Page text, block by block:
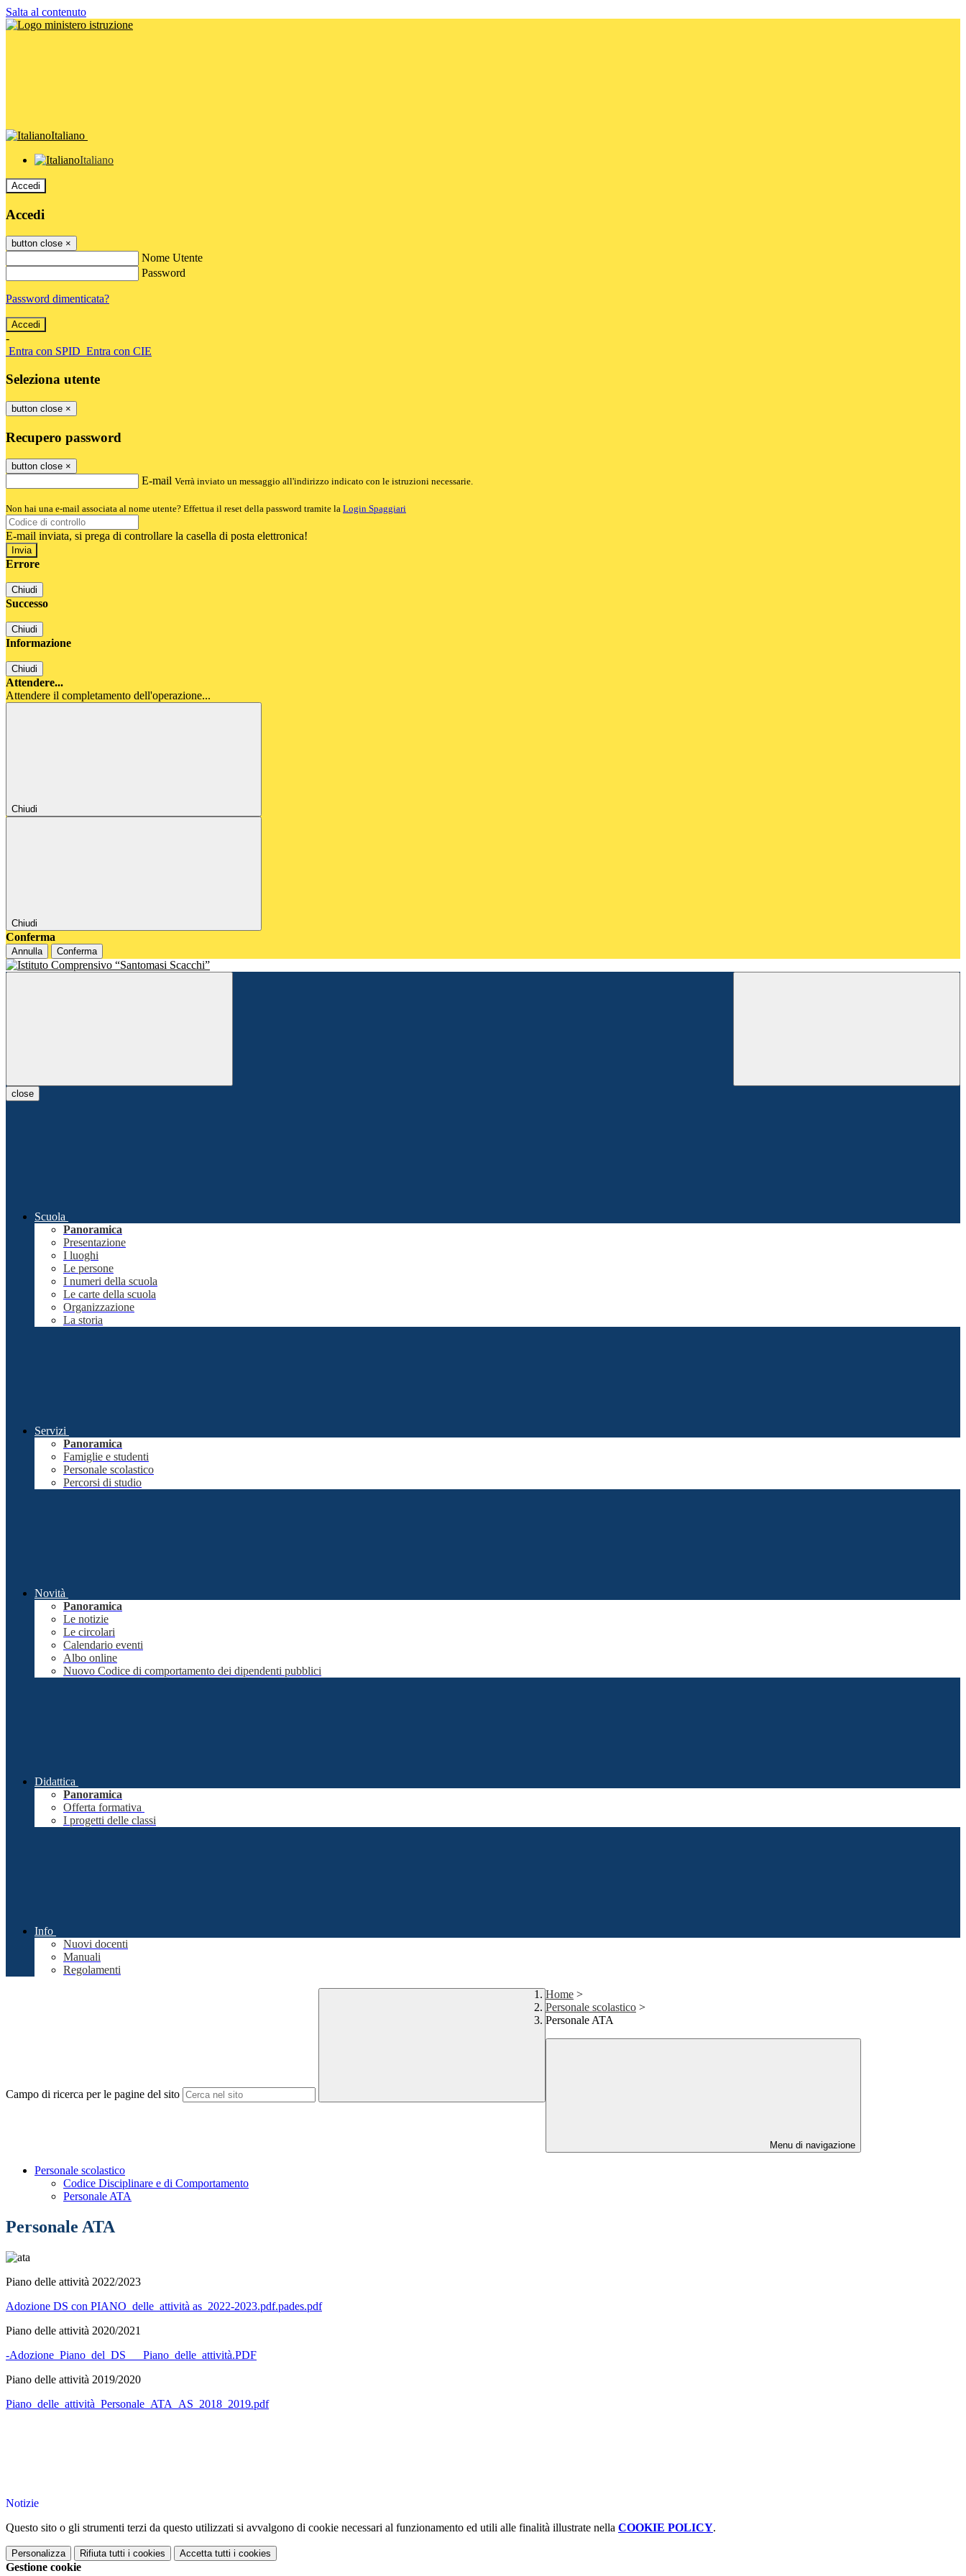
Salta al contenuto
Italiano
Italiano
Accedi
Accedi
button close ×
Nome Utente
Password
Password dimenticata?
-
Entra con SPID Entra con CIE
Seleziona utente
button close ×
Recupero password
button close ×
E-mail Verrà inviato un messaggio all'indirizzo indicato con le istruzioni necessarie.
Non hai una e-mail associata al nome utente? Effettua il reset della password tramite la Login Spaggiari
E-mail inviata, si prega di controllare la casella di posta elettronica!
Errore
Chiudi
Successo
Chiudi
Informazione
Chiudi
Attendere...
Attendere il completamento dell'operazione...
Chiudi
Chiudi
Conferma
Annulla Conferma
close
Scuola
Panoramica
Presentazione
I luoghi
Le persone
I numeri della scuola
Le carte della scuola
Organizzazione
La storia
Servizi
Panoramica
Famiglie e studenti
Personale scolastico
Percorsi di studio
Novità
Panoramica
Le notizie
Le circolari
Calendario eventi
Albo online
Nuovo Codice di comportamento dei dipendenti pubblici
Didattica
Panoramica
Offerta formativa
I progetti delle classi
Info
Nuovi docenti
Manuali
Regolamenti
Campo di ricerca per le pagine del sito
Home >
Personale scolastico >
Personale ATA
Menu di navigazione
Personale scolastico
Codice Disciplinare e di Comportamento
Personale ATA
Personale ATA
Piano delle attività 2022/2023
Adozione DS con PIANO_delle_attività as_2022-2023.pdf.pades.pdf
Piano delle attività 2020/2021
-Adozione_Piano_del_DS___Piano_delle_attività.PDF
Piano delle attività 2019/2020
Piano_delle_attività_Personale_ATA_AS_2018_2019.pdf
Notizie
Questo sito o gli strumenti terzi da questo utilizzati si avvalgono di cookie necessari al funzionamento ed utili alle finalità illustrate nella COOKIE POLICY.
Personalizza Rifiuta tutti i cookies Accetta tutti i cookies
Gestione cookie